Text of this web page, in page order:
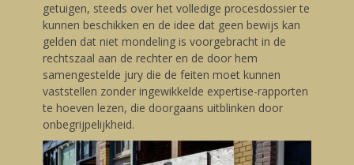
getuigen, steeds over het volledige procesdossier te
kunnen beschikken en de idee dat geen bewijs kan
gelden dat niet mondeling is voorgebracht in de
rechtszaal aan de rechter en de door hem
samengestelde jury die de feiten moet kunnen
vaststellen zonder ingewikkelde expertise-rapporten
te hoeven lezen, die doorgaans uitblinken door
onbegrijpelijkheid.